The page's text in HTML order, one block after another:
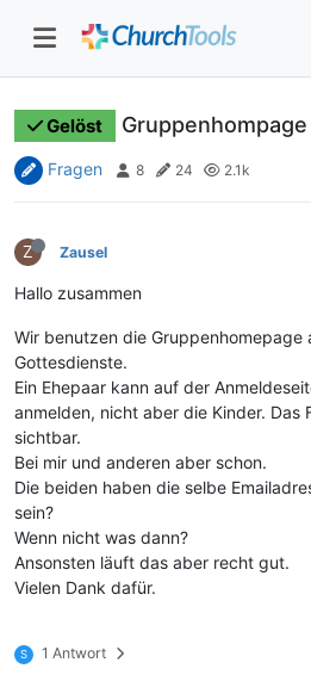
Gelöst
Fragen 8 24 2.1k
Z Zausel
Hallo zusammen
Wir benutzen die Gruppenhomepage
Gottesdienste.
Ein Ehepaar kann auf der
anmelden, nicht aber die Kinder. Das
sichtbar.
Bei mir und anderen aber schon.
Die beiden haben die selbe
sein?
Wenn nicht was dann?
Ansonsten läuft das aber recht gut.
Vielen Dank dafür.
S 1 Antwort